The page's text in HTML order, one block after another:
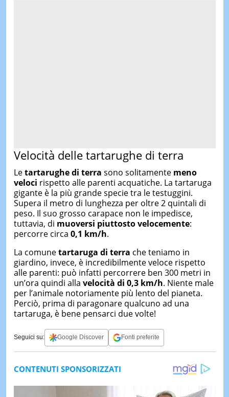
Velocità delle tartarughe di terra
Letartarughe di terra sono solitamente meno
veloci rispetto alle parenti acquatiche. La tartaruga
gigante è la più grande specie tra le testuggini.
Supera il metro di lunghezza per oltre 2 quintali di
peso. Il suo grosso carapace non le impedisce,
tuttavia, di muoversi piuttosto velocemente:
percorre circa 0,1 km/h.
La comunetartaruga di terra che teniamo in
giardino, invece, è incredibilmente veloce rispetto
alle parenti: può infatti percorrere ben 300 metri in
un’ora quindi alla velocità di 0,3 km/h. Niente male
per l’animale notoriamente più lento del pianeta.
Perciò, prima di paragonare qualcuno ad una
tartaruga, è bene pensarci due volte!
Seguici su: Google Discover Fonti preferite